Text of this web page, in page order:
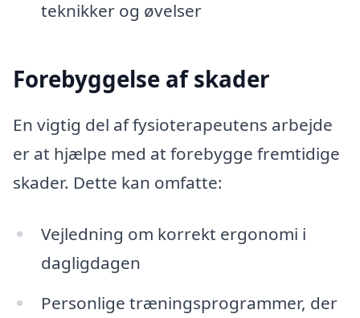
teknikker og øvelser
Forebyggelse af skader
En vigtig del af fysioterapeutens arbejde
er at hjælpe med at forebygge fremtidige
skader. Dette kan omfatte:
Vejledning om korrekt ergonomi i
dagligdagen
Personlige træningsprogrammer, der